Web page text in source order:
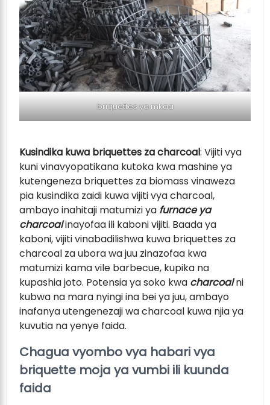
briquettes ya mkaa
Kusindika kuwa briquettes za charcoal: Vijiti vya
kuni vinavyopatikana kutoka kwa mashine ya
kutengeneza briquettes za biomass vinaweza
pia kusindika zaidi kuwa vijiti vya charcoal,
ambayo inahitaji matumizi ya furnace ya
charcoalinayofaa ili kaboni vijiti. Baada ya
kaboni, vijiti vinabadilishwa kuwa briquettes za
charcoal za ubora wa juu zinazofaa kwa
matumizi kama vile barbecue, kupika na
kupashia joto. Potensia ya soko kwa charcoalni
kubwa na mara nyingi ina bei ya juu, ambayo
inafanya utengenezaji wa charcoal kuwa njia ya
kuvutia na yenye faida.
Chagua vyombo vya habari vya
briquette moja ya vumbi ili kuunda
faida